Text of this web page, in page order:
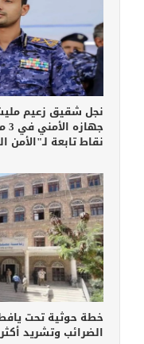
نجل شقيق زعيم
نقاط تابعة لـ"الأمن
خطة حوثية تحت
الضرائب وتشريد أكثر من 7